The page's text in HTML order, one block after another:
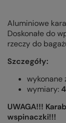
Aluminiowe
Doskonałe do
rzeczy do
Szczegóły:
wykonane
wymiary:
UWAGA!!!
wspinaczki!!!